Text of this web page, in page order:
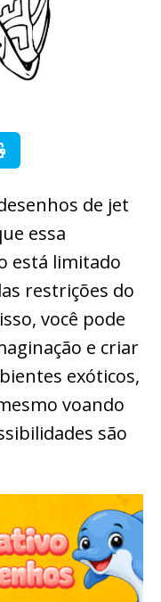
de jet
essa
está limitado
restrições do
você pode
e criar
exóticos,
voando
são